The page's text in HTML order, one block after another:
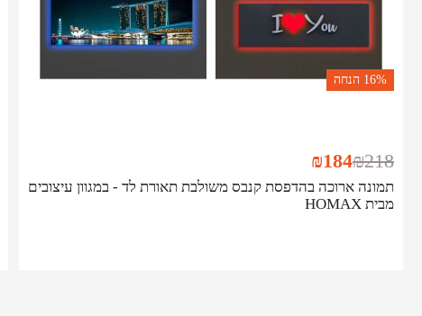
16% הנחה
תמונה ארוכה בהדפסת קנבס משולבת תאורת לד - במגוון עיצובים
מבית HOMAX
₪218
₪184